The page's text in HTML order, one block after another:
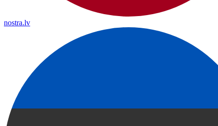
nostra.lv